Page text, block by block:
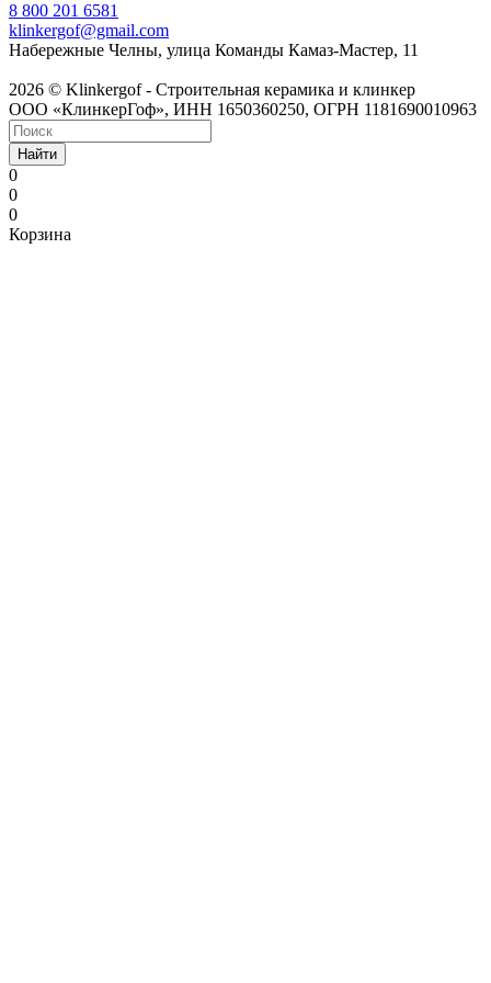
8 800 201 6581
klinkergof@gmail.com
Набережные Челны, улица Команды Камаз-Мастер, 11
2026 © Klinkergof - Строительная керамика и клинкер
ООО «КлинкерГоф», ИНН 1650360250, ОГРН 1181690010963
Найти
0
0
0
Корзина